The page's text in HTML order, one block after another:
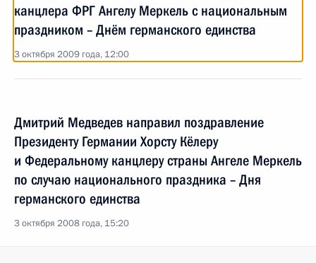
канцлера ФРГ Ангелу Меркель с национальным
праздником – Днём германского единства
3 октября 2009 года, 12:00
Дмитрий Медведев направил поздравление
Президенту Германии Хорсту Кёлеру
и Федеральному канцлеру страны Ангеле Меркель
по случаю национального праздника – Дня
германского единства
3 октября 2008 года, 15:20